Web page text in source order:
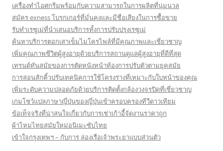
เครื่องทำไอศกรีมพร้อมกับความสามารถในการผลิตที่นุ่มนวล
สมัคร exness โบรกเกอร์ที่มั่นคงและมีชื่อเสียงในการซื้อขาย
รับทำเรซูเม่ที่นำเสนอบริการทั้งการปรับปรุงเรซูเม่
ค้นหาบริการตอกเสาเข็มไมโครไพล์ที่มีคุณภาพและเชี่ยวชาญ
เพิ่มคุณภาพชีวิตผู้สูงอายุด้วยบริการสถานดูแลผู้สูงอายุที่ดีที่สุด
เทรนด์ทันสมัยของการตัดหนังหน้าท้องการปรับตัวตามยุคสมัย
การสอนสักคิ้วปรับเทคนิคการใช้โครงร่างที่เหมาะกับใบหน้าของคุณ
เพิ่มระดับความปลอดภัยด้วยบริการติดตั้งกล้องวงจรปิดที่เชี่ยวชาญ
เกมโชว์แปลภาษาญี่ปุ่นของญี่ปุ่นเข้าครอบครองทีวีดาวเทียม
ข้อเท็จจริงที่น่าสนใจเกี่ยวกับการเช่าเก้าอี้จัดงานราคาถูก
ผ้าไหมไทยสมัยใหม่อนิเมะซับไทย
เข้าใจกรุงเทพฯ – กับการ ล่องเรือเจ้าพระยาแบบส่วนตัว